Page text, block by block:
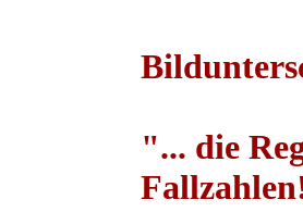
"... die